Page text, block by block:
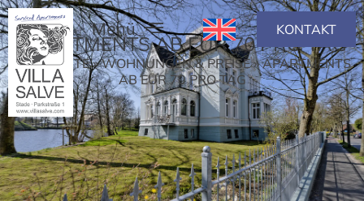
KONTAKT
APARTMENTS AB EUR 70 PRO TAG
STARTSEITE»WOHNUNGEN & PREISE»APARTMENTS
AB EUR 70 PRO TAG